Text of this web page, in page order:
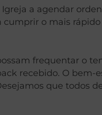
a agendar
o mais rápido
frequentar o
recebido. O bem-
que todos